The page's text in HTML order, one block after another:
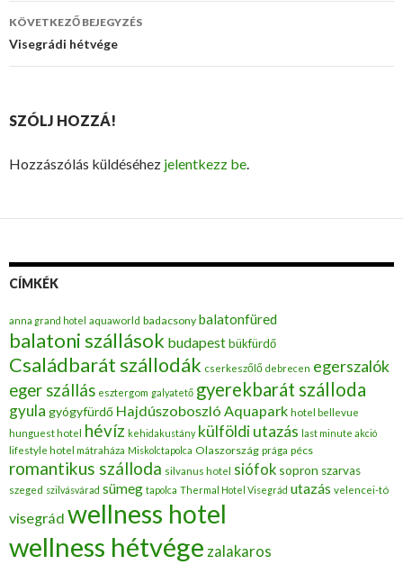
navigáció
KÖVETKEZŐ BEJEGYZÉS
Visegrádi hétvége
SZÓLJ HOZZÁ!
Hozzászólás küldéséhez jelentkezz be.
CÍMKÉK
anna grand hotel aquaworld badacsony balatonfüred
balatoni szállások budapestbükfürdő
Családbarát szállodák cserkeszőlő debrecen egerszalók
eger szállás esztergom galyatető gyerekbarát szálloda
gyula gyógyfürdő Hajdúszoboszló Aquapark hotel bellevue
hunguest hotel
hévíz kehidakustány külföldi utazás last minute akció
lifestyle hotel mátraháza Miskolctapolca Olaszország prága pécs
romantikus szálloda silvanus hotel siófok sopron szarvas
szeged szilvásvárad sümeg tapolca Thermal Hotel Visegrád utazás velencei-tó
visegrád wellness hotel
wellness hétvége zalakaros